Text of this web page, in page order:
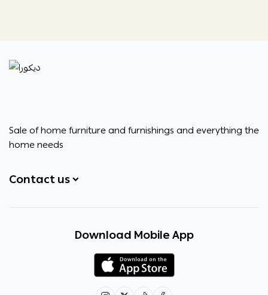
ديكورا
Sale of home furniture and furnishings and everything the
home needs
Contact us
+966531828315
decora6586@gmail.com
Download Mobile App